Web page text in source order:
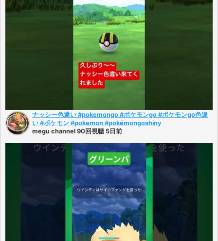
ナッシー色違い #pokemongo #ポケモンgo #ポケモンgo色違
い #ポケモン #pokemon #pokémongoshiny
megu channel 90回視聴 5日前